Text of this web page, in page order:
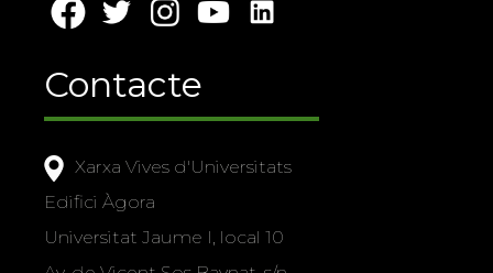
Contacte
Xarxa Vives d'Universitats
Edifici Àgora
Universitat Jaume I, local 10